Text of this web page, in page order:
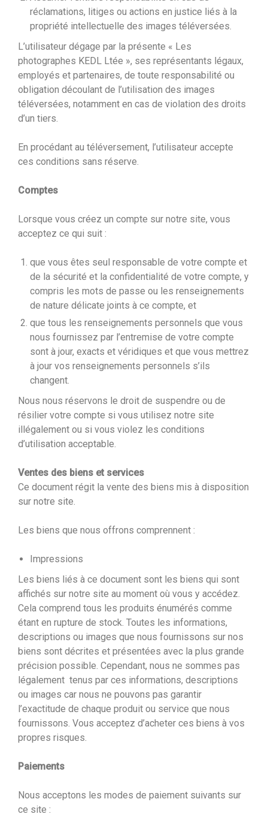
réclamations, litiges ou actions en justice liés à la
propriété intellectuelle des images téléversées.
L’utilisateur dégage par la présente « Les
photographes KEDL Ltée », ses représentants légaux,
employés et partenaires, de toute responsabilité ou
obligation découlant de l’utilisation des images
téléversées, notamment en cas de violation des droits
d’un tiers.
En procédant au téléversement, l’utilisateur accepte
ces conditions sans réserve.
Comptes
Lorsque vous créez un compte sur notre site, vous
acceptez ce qui suit :
que vous êtes seul responsable de votre compte et
de la sécurité et la confidentialité de votre compte, y
compris les mots de passe ou les renseignements
de nature délicate joints à ce compte, et
que tous les renseignements personnels que vous
nous fournissez par l’entremise de votre compte
sont à jour, exacts et véridiques et que vous mettrez
à jour vos renseignements personnels s’ils
changent.
Nous nous réservons le droit de suspendre ou de
résilier votre compte si vous utilisez notre site
illégalement ou si vous violez les conditions
d’utilisation acceptable.
Ventes des biens et services
Ce document régit la vente des biens mis à disposition
sur notre site.
Les biens que nous offrons comprennent :
Impressions
Les biens liés à ce document sont les biens qui sont
affichés sur notre site au moment où vous y accédez.
Cela comprend tous les produits énumérés comme
étant en rupture de stock. Toutes les informations,
descriptions ou images que nous fournissons sur nos
biens sont décrites et présentées avec la plus grande
précision possible. Cependant, nous ne sommes pas
légalement tenus par ces informations, descriptions
ou images car nous ne pouvons pas garantir
l’exactitude de chaque produit ou service que nous
fournissons. Vous acceptez d’acheter ces biens à vos
propres risques.
Paiements
Nous acceptons les modes de paiement suivants sur
ce site :